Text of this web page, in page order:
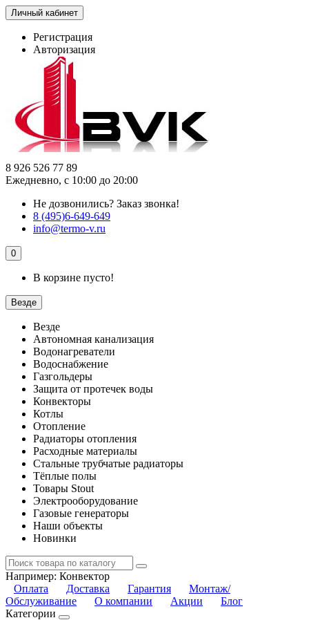
Личный кабинет
Регистрация
Авторизация
8 926 526 77 89
Ежедневно, с 10:00 до 20:00
Не дозвонились? Заказ звонка!
8 (495)6-649-649
info@termo-v.ru
0
В корзине пусто!
Везде
Везде
Автономная канализация
Водонагреватели
Водоснабжение
Газгольдеры
Защита от протечек воды
Конвекторы
Котлы
Отопление
Радиаторы отопления
Расходные материалы
Стальные трубчатые радиаторы
Тёплые полы
Товары Stout
Электрооборудование
Газовые генераторы
Наши объекты
Новинки
Например: Конвектор
Оплата
Доставка Гарантия
Монтаж/
Обслуживание
О компании Акции
Блог
Категории